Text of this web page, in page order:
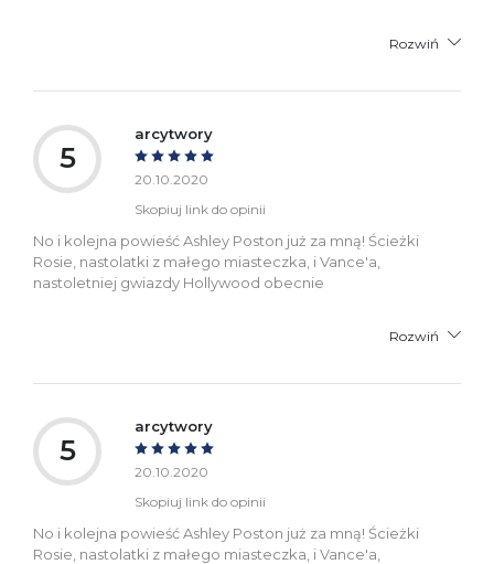
Rozwiń
5
arcytwory
20.10.2020
Skopiuj link do opinii
No i kolejna powieść Ashley Poston już za mną! Ścieżki
Rosie, nastolatki z małego miasteczka, i Vance'a,
nastoletniej gwiazdy Hollywood obecnie
Rozwiń
5
arcytwory
20.10.2020
Skopiuj link do opinii
No i kolejna powieść Ashley Poston już za mną! Ścieżki
Rosie, nastolatki z małego miasteczka, i Vance'a,